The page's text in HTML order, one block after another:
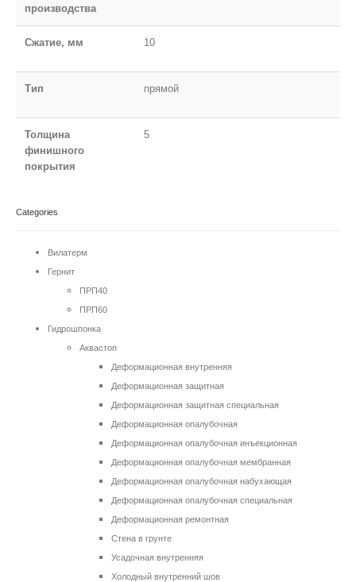
производства
Сжатие, мм 10
Тип прямой
Толщина
финишного
покрытия
5
Categories
Вилатерм
Гернит
ПРП40
ПРП60
Гидрошпонка
Аквастоп
Деформационная внутренняя
Деформационная защитная
Деформационная защитная специальная
Деформационная опалубочная
Деформационная опалубочная инъекционная
Деформационная опалубочная мембранная
Деформационная опалубочная набухающая
Деформационная опалубочная специальная
Деформационная ремонтная
Стена в грунте
Усадочная внутренняя
Холодный внутренний шов